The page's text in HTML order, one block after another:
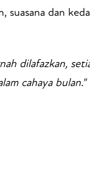
suasana dan
dilafazkan,
cahaya bulan."